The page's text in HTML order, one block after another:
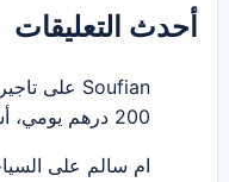
أحدث التعليقات
Soufian على
200 درهم يومي، أسبوعي، شهري
ام سالم على